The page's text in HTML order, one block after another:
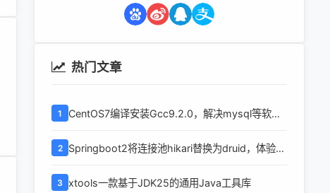
热门文章
1
CentOS7编译安装Gcc9.2.0，解决mysql等软件
2
Springboot2将连接池hikari替换为druid，体验最
3 xtools一款基于JDK25的通用Java工具库